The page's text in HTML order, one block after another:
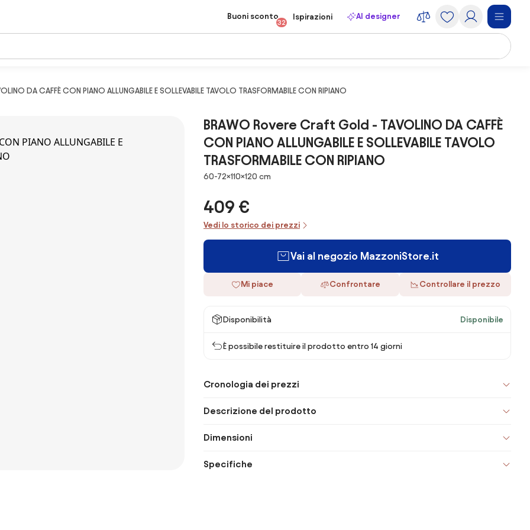
Buoni sconto
32
Ispirazioni AI designer
DA CAFFÈ CON PIANO ALLUNGABILE E SOLLEVABILE TAVOLO TRASFORMABILE CON RIPIANO
BRAWO Rovere Craft Gold - TAVOLINO DA CAFFÈ
CON PIANO ALLUNGABILE E SOLLEVABILE TAVOLO
TRASFORMABILE CON RIPIANO
Dimensioni
60-72×110×120 cm
409 €
Vedi lo storico dei prezzi
Vai al negozio MazzoniStore.it
Mi piace Confrontare Controllare il prezzo
Disponibilità Disponibile
È possibile restituire il prodotto entro 14 giorni
Cronologia dei prezzi
Descrizione del prodotto
Dimensioni
Specifiche